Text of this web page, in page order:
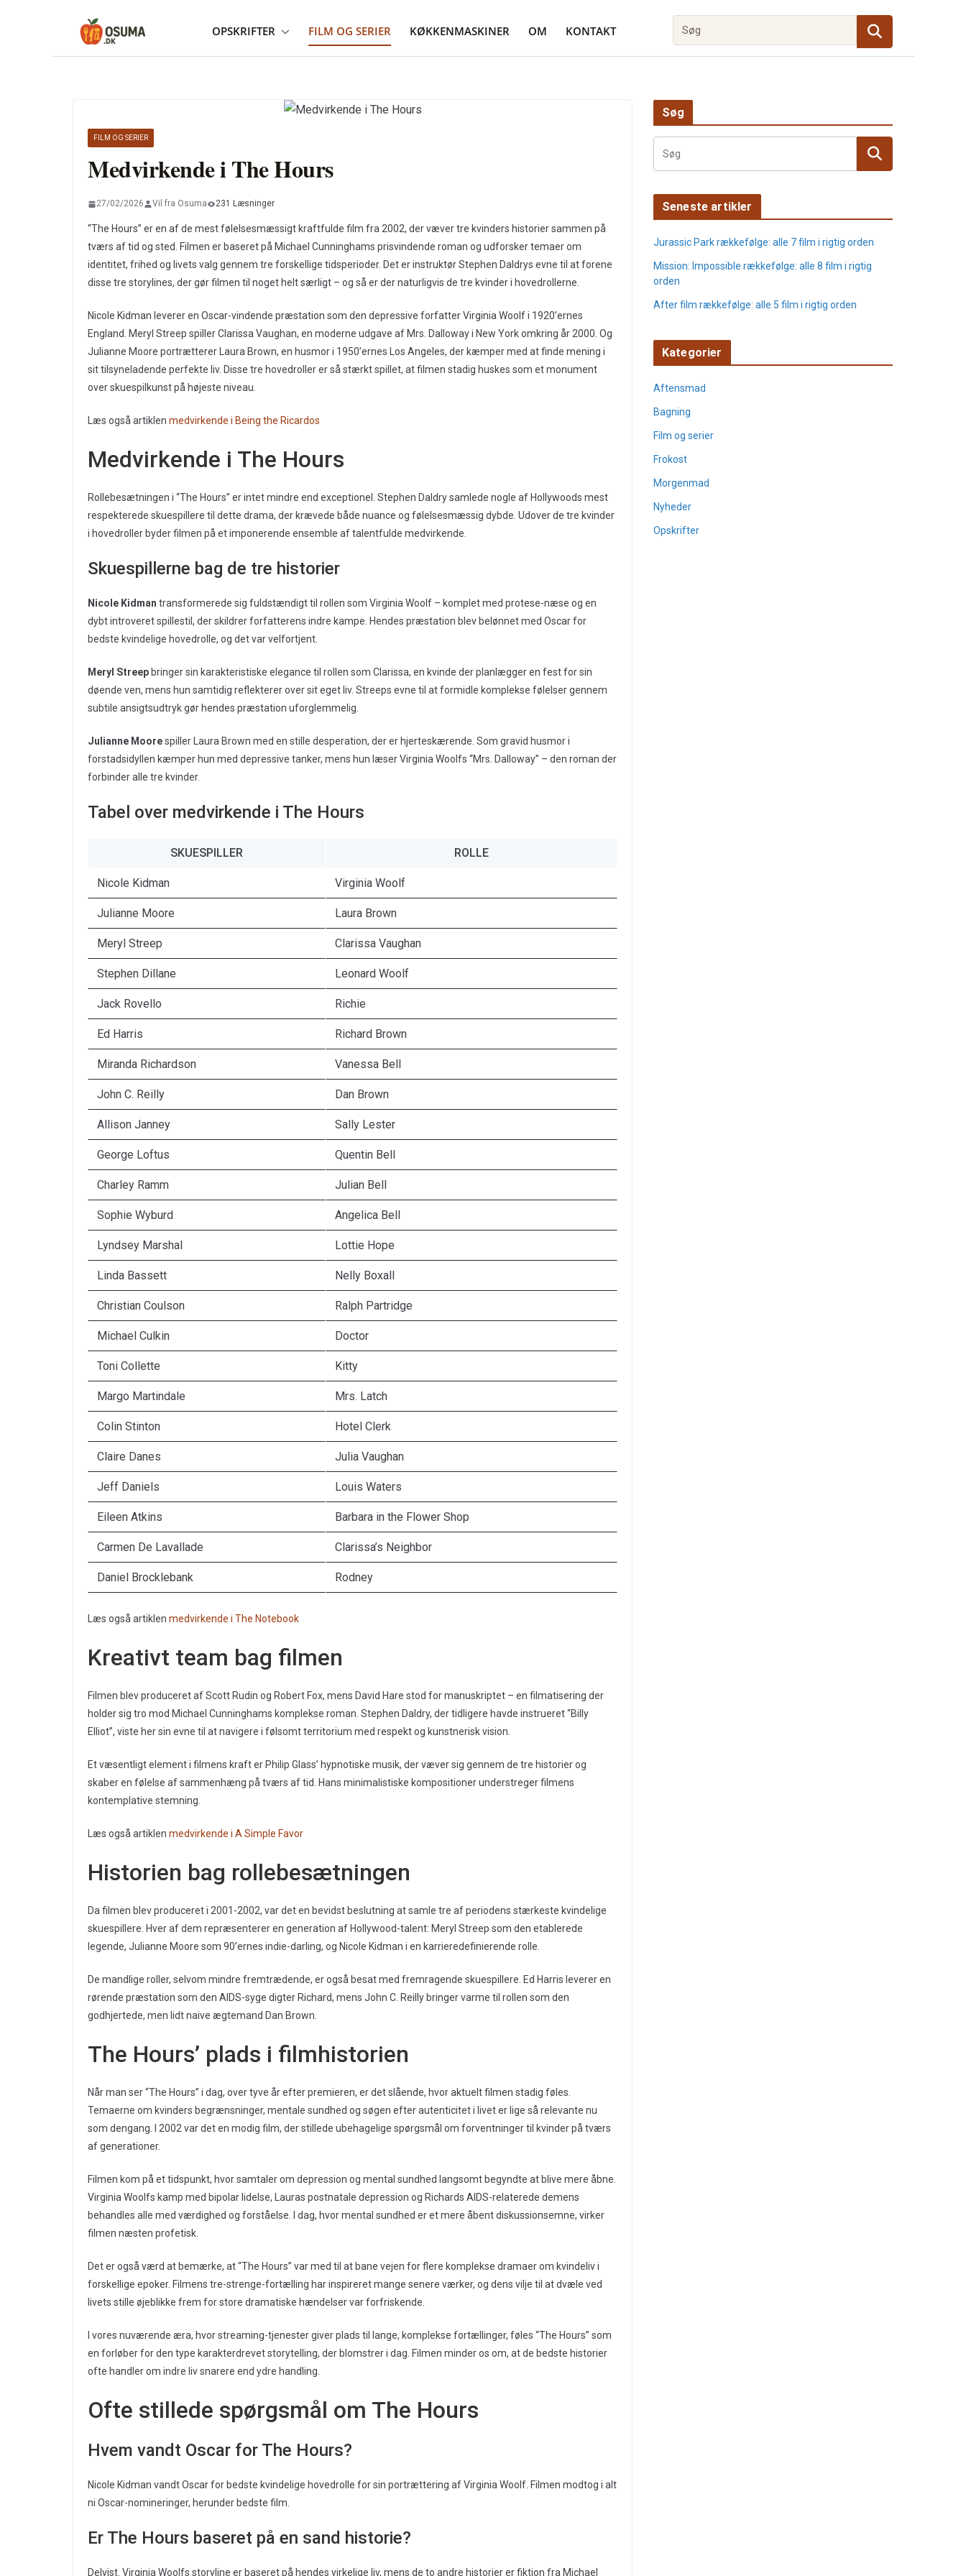
content
OPSKRIFTER FILM OG SERIER KØKKENMASKINER OM KONTAKT
FILM OG SERIER
Medvirkende i The Hours
27/02/2026 Vil fra Osuma 231 Læsninger
“The Hours” er en af de mest følelsesmæssigt kraftfulde film fra 2002, der væver tre kvinders historier sammen på
tværs af tid og sted. Filmen er baseret på Michael Cunninghams prisvindende roman og udforsker temaer om
identitet, frihed og livets valg gennem tre forskellige tidsperioder. Det er instruktør Stephen Daldrys evne til at forene
disse tre storylines, der gør filmen til noget helt særligt – og så er der naturligvis de tre kvinder i hovedrollerne.
Nicole Kidman leverer en Oscar-vindende præstation som den depressive forfatter Virginia Woolf i 1920’ernes
England. Meryl Streep spiller Clarissa Vaughan, en moderne udgave af Mrs. Dalloway i New York omkring år 2000. Og
Julianne Moore portrætterer Laura Brown, en husmor i 1950’ernes Los Angeles, der kæmper med at finde mening i
sit tilsyneladende perfekte liv. Disse tre hovedroller er så stærkt spillet, at filmen stadig huskes som et monument
over skuespilkunst på højeste niveau.
Læs også artiklen medvirkende i Being the Ricardos
Medvirkende i The Hours
Rollebesætningen i “The Hours” er intet mindre end exceptionel. Stephen Daldry samlede nogle af Hollywoods mest
respekterede skuespillere til dette drama, der krævede både nuance og følelsesmæssig dybde. Udover de tre kvinder
i hovedroller byder filmen på et imponerende ensemble af talentfulde medvirkende.
Skuespillerne bag de tre historier
Nicole Kidman transformerede sig fuldstændigt til rollen som Virginia Woolf – komplet med protese-næse og en
dybt introveret spillestil, der skildrer forfatterens indre kampe. Hendes præstation blev belønnet med Oscar for
bedste kvindelige hovedrolle, og det var velfortjent.
Meryl Streep bringer sin karakteristiske elegance til rollen som Clarissa, en kvinde der planlægger en fest for sin
døende ven, mens hun samtidig reflekterer over sit eget liv. Streeps evne til at formidle komplekse følelser gennem
subtile ansigtsudtryk gør hendes præstation uforglemmelig.
Julianne Moorespiller Laura Brown med en stille desperation, der er hjerteskærende. Som gravid husmor i
forstadsidyllen kæmper hun med depressive tanker, mens hun læser Virginia Woolfs “Mrs. Dalloway” – den roman der
forbinder alle tre kvinder.
Tabel over medvirkende i The Hours
SKUESPILLER ROLLE
Nicole Kidman Virginia Woolf
Julianne Moore Laura Brown
Meryl Streep Clarissa Vaughan
Stephen Dillane Leonard Woolf
Jack Rovello Richie
Ed Harris Richard Brown
Miranda Richardson Vanessa Bell
John C. Reilly Dan Brown
Allison Janney Sally Lester
George Loftus Quentin Bell
Charley Ramm Julian Bell
Sophie Wyburd Angelica Bell
Lyndsey Marshal Lottie Hope
Linda Bassett Nelly Boxall
Christian Coulson Ralph Partridge
Michael Culkin Doctor
Toni Collette Kitty
Margo Martindale Mrs. Latch
Colin Stinton Hotel Clerk
Claire Danes Julia Vaughan
Jeff Daniels Louis Waters
Eileen Atkins Barbara in the Flower Shop
Carmen De Lavallade Clarissa’s Neighbor
Daniel Brocklebank Rodney
Læs også artiklen medvirkende i The Notebook
Kreativt team bag filmen
Filmen blev produceret af Scott Rudin og Robert Fox, mens David Hare stod for manuskriptet – en filmatisering der
holder sig tro mod Michael Cunninghams komplekse roman. Stephen Daldry, der tidligere havde instrueret “Billy
Elliot”, viste her sin evne til at navigere i følsomt territorium med respekt og kunstnerisk vision.
Et væsentligt element i filmens kraft er Philip Glass’ hypnotiske musik, der væver sig gennem de tre historier og
skaber en følelse af sammenhæng på tværs af tid. Hans minimalistiske kompositioner understreger filmens
kontemplative stemning.
Læs også artiklen medvirkende i A Simple Favor
Historien bag rollebesætningen
Da filmen blev produceret i 2001-2002, var det en bevidst beslutning at samle tre af periodens stærkeste kvindelige
skuespillere. Hver af dem repræsenterer en generation af Hollywood-talent: Meryl Streep som den etablerede
legende, Julianne Moore som 90’ernes indie-darling, og Nicole Kidman i en karrieredefinierende rolle.
De mandlige roller, selvom mindre fremtrædende, er også besat med fremragende skuespillere. Ed Harris leverer en
rørende præstation som den AIDS-syge digter Richard, mens John C. Reilly bringer varme til rollen som den
godhjertede, men lidt naive ægtemand Dan Brown.
The Hours’ plads i filmhistorien
Når man ser “The Hours” i dag, over tyve år efter premieren, er det slående, hvor aktuelt filmen stadig føles.
Temaerne om kvinders begrænsninger, mentale sundhed og søgen efter autenticitet i livet er lige så relevante nu
som dengang. I 2002 var det en modig film, der stillede ubehagelige spørgsmål om forventninger til kvinder på tværs
af generationer.
Filmen kom på et tidspunkt, hvor samtaler om depression og mental sundhed langsomt begyndte at blive mere åbne.
Virginia Woolfs kamp med bipolar lidelse, Lauras postnatale depression og Richards AIDS-relaterede demens
behandles alle med værdighed og forståelse. I dag, hvor mental sundhed er et mere åbent diskussionsemne, virker
filmen næsten profetisk.
Det er også værd at bemærke, at “The Hours” var med til at bane vejen for flere komplekse dramaer om kvindeliv i
forskellige epoker. Filmens tre-strenge-fortælling har inspireret mange senere værker, og dens vilje til at dvæle ved
livets stille øjeblikke frem for store dramatiske hændelser var forfriskende.
I vores nuværende æra, hvor streaming-tjenester giver plads til lange, komplekse fortællinger, føles “The Hours” som
en forløber for den type karakterdrevet storytelling, der blomstrer i dag. Filmen minder os om, at de bedste historier
ofte handler om indre liv snarere end ydre handling.
Ofte stillede spørgsmål om The Hours
Hvem vandt Oscar for The Hours?
Nicole Kidman vandt Oscar for bedste kvindelige hovedrolle for sin portrættering af Virginia Woolf. Filmen modtog i alt
ni Oscar-nomineringer, herunder bedste film.
Er The Hours baseret på en sand historie?
Delvist. Virginia Woolfs storyline er baseret på hendes virkelige liv, mens de to andre historier er fiktion fra Michael
Søg
Seneste artikler
Jurassic Park rækkefølge: alle 7 film i rigtig orden
Mission: Impossible rækkefølge: alle 8 film i rigtig
orden
After film rækkefølge: alle 5 film i rigtig orden
Kategorier
Aftensmad
Bagning
Film og serier
Frokost
Morgenmad
Nyheder
Opskrifter